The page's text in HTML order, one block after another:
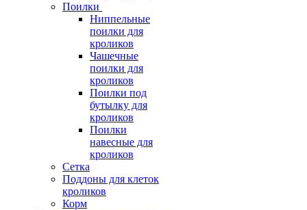
Поилки
Ниппельные
поилки для
кроликов
Чашечные
поилки для
кроликов
Поилки под
бутылку для
кроликов
Поилки
навесные для
кроликов
Сетка
Поддоны для клеток
кроликов
Корм